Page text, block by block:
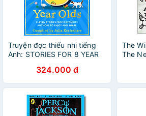
Truyện đọc thiếu nhi tiếng
Anh: STORIES FOR 8 YEAR
324.000 đ
The
The